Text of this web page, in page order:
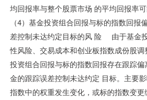
均回报率与整个股票市场 的平均回报率
（4）基金投资组合回报与标的指数回报
差控制未达约定目标的风 险 由于基金
性风险、交易成本和创业板指数成份股
投资组合回报与标的指数回报存在跟踪
金的跟踪误差控制未达约定 目标。主要
指数中的权重发生变化，或标的指数变